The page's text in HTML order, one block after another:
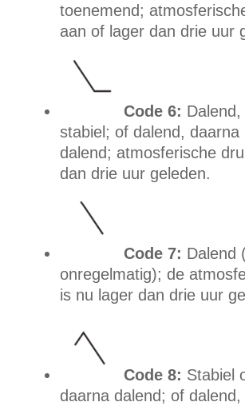
toenemend;
aan of lager dan drie uur
Code 6:
stabiel; of dalend, daarna
dalend; atmosferische
dan drie uur geleden.
Code 7: Dalend
onregelmatig); de
is nu lager dan drie uur
Code 8: Stabiel
daarna dalend; of